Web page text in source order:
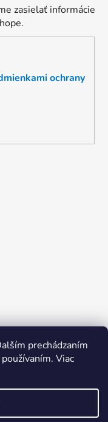
prechádzaním
Viac
zasielať informácie
ochrany